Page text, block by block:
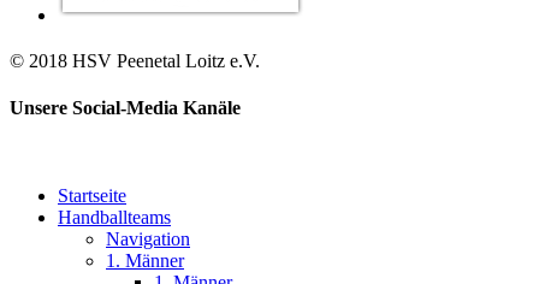
© 2018 HSV Peenetal Loitz e.V.
Unsere Social-Media Kanäle
Startseite
Handballteams
Navigation
1. Männer